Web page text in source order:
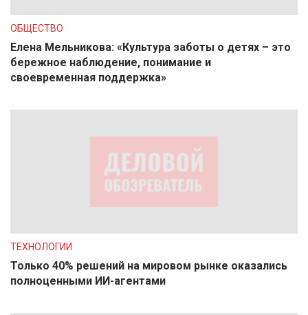
ОБЩЕСТВО
Елена Мельникова: «Культура заботы о детях – это
бережное наблюдение, понимание и
своевременная поддержка»
ТЕХНОЛОГИИ
Только 40% решений на мировом рынке оказались
полноценными ИИ-агентами